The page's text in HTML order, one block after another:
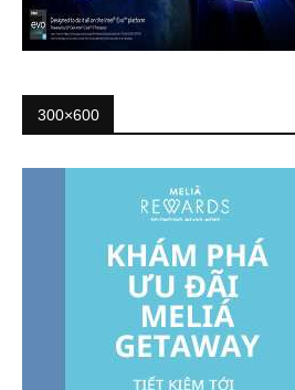
300×600